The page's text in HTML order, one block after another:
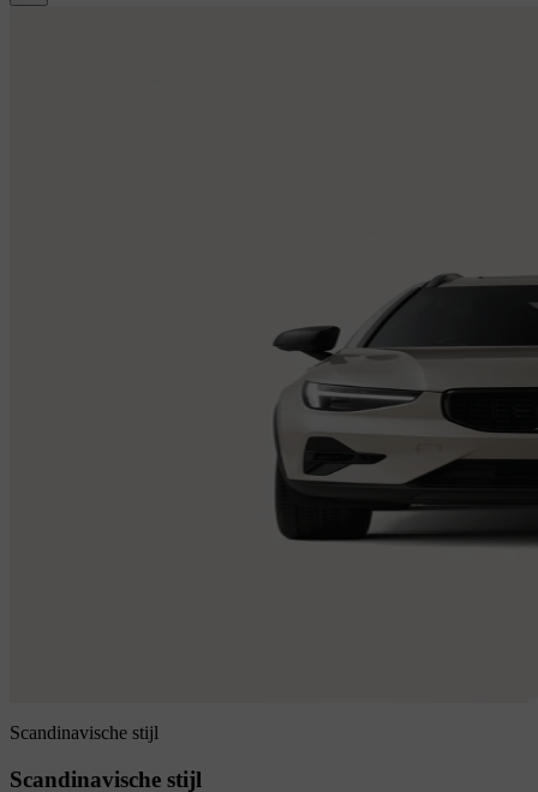
Scandinavische stijl
Scandinavische stijl